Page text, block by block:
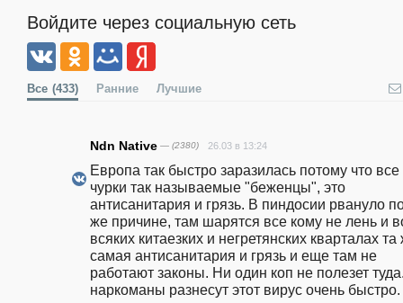
Войдите через социальную сеть
Все (433) Ранние Лучшие
Ndn Native — (2380) 26.03 в 13:24
Европа так быстро заразилась потому что все
чурки так называемые "беженцы", это
антисанитария и грязь. В пиндосии рвануло
же причине, там шарятся все кому не лень и
всяких китаезких и негретянских кварталах та
самая антисанитария и грязь и еще там не
работают законы. Ни один коп не полезет
наркоманы разнесут этот вирус очень быстро.